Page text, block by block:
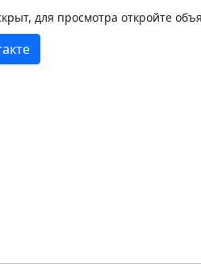
для просмотра откройте